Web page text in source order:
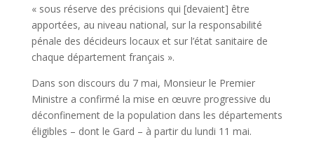
« sous réserve des précisions qui [devaient] être
apportées, au niveau national, sur la responsabilité
pénale des décideurs locaux et sur l’état sanitaire de
chaque département français ».
Dans son discours du 7 mai, Monsieur le Premier
Ministre a confirmé la mise en œuvre progressive du
déconfinement de la population dans les départements
éligibles – dont le Gard – à partir du lundi 11 mai.